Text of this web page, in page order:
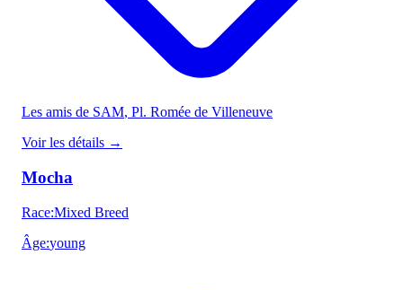
Les amis de SAM, Pl. Romée de Villeneuve
Voir les détails →
Mocha
Race:Mixed Breed
Âge:young